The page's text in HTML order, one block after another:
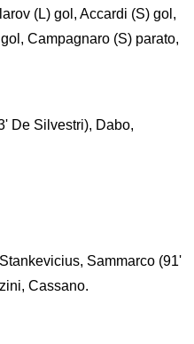
(L) gol, Accardi (S) gol,
Campagnaro (S) parato,
De Silvestri), Dabo,
Sammarco (91'
Cassano.